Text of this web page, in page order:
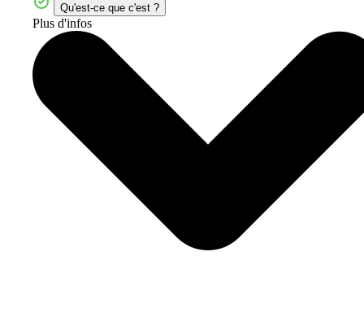
Qu'est-ce que c'est ?
Plus d'infos